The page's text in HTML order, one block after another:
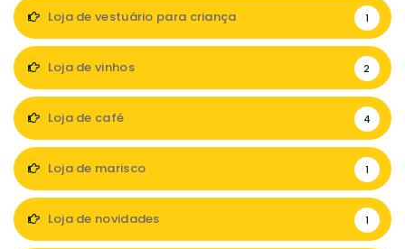
Loja de vestuário para criança 1
Loja de vinhos 2
Loja de café 4
Loja de marisco 1
Loja de novidades 1